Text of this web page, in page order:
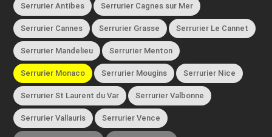
Serrurier Antibes Serrurier Cagnes sur Mer
Serrurier Cannes Serrurier Grasse Serrurier Le Cannet
Serrurier Mandelieu Serrurier Menton
Serrurier Monaco Serrurier Mougins Serrurier Nice
Serrurier St Laurent du Var Serrurier Valbonne
Serrurier Vallauris Serrurier Vence